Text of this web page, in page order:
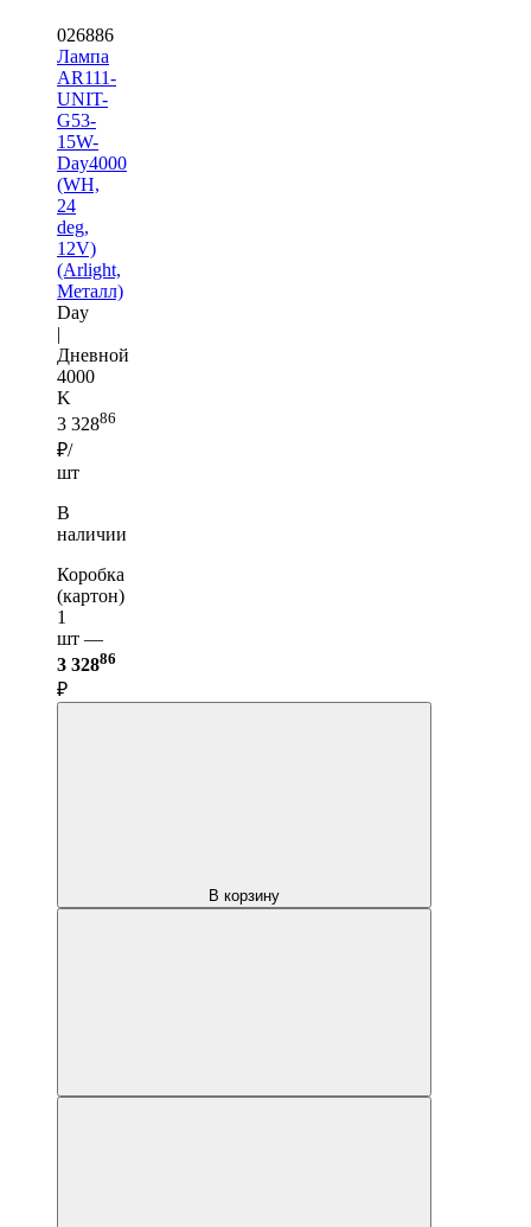
026886
Лампа
AR111-
UNIT-
G53-
15W-
Day4000
(WH,
24
deg,
12V)
(Arlight,
Металл)
Day
|
Дневной
4000
K
3 32886
₽/
шт
В
наличии
Коробка
(картон)
1
шт —
3 32886
₽
В корзину